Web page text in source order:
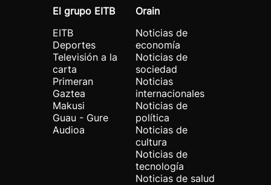
El grupo EITB
EITB
Deportes
Televisión a la
carta
Primeran
Gaztea
Makusi
Guau - Gure
Audioa
Orain
Noticias de
economía
Noticias de
sociedad
Noticias
internacionales
Noticias de
política
Noticias de
cultura
Noticias de
tecnología
Noticias de salud